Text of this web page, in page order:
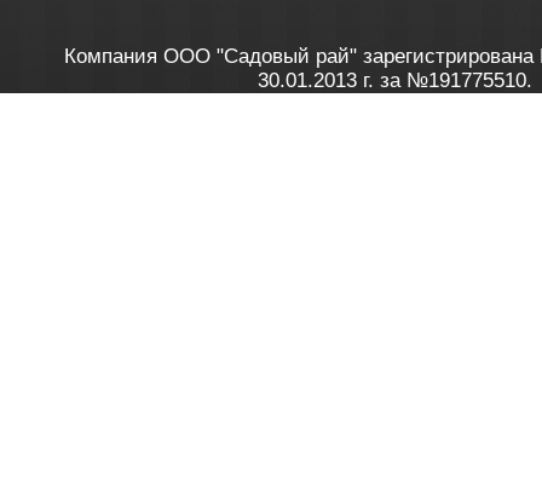
Компания ООО "Садовый рай" зарегистрирована
30.01.2013 г. за №191775510.